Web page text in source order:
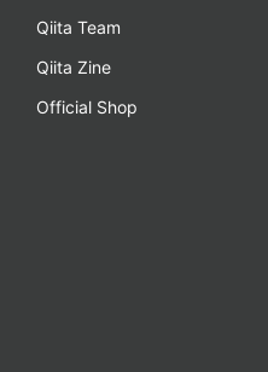
Qiita Team
Qiita Zine
Official Shop